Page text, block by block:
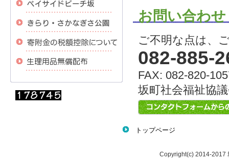
お問い合わせ
ご不明な点は、
082-885-
FAX: 082-820-
坂町社会福祉協
トップページ
Copyright(c) 2014-2017